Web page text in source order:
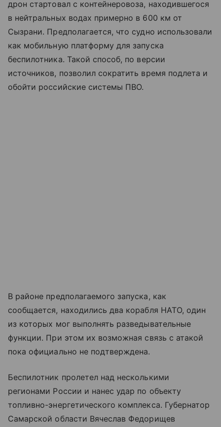
дрон стартовал с контейнеровоза, находившегося
в нейтральных водах примерно в 600 км от
Сызрани. Предполагается, что судно использовали
как мобильную платформу для запуска
беспилотника. Такой способ, по версии
источников, позволил сократить время подлета и
обойти российские системы ПВО.
В районе предполагаемого запуска, как
сообщается, находились два корабля НАТО, один
из которых мог выполнять разведывательные
функции. При этом их возможная связь с атакой
пока официально не подтверждена.
Беспилотник пролетел над несколькими
регионами России и нанес удар по объекту
топливно-энергетического комплекса. Губернатор
Самарской области Вячеслав Федорищев